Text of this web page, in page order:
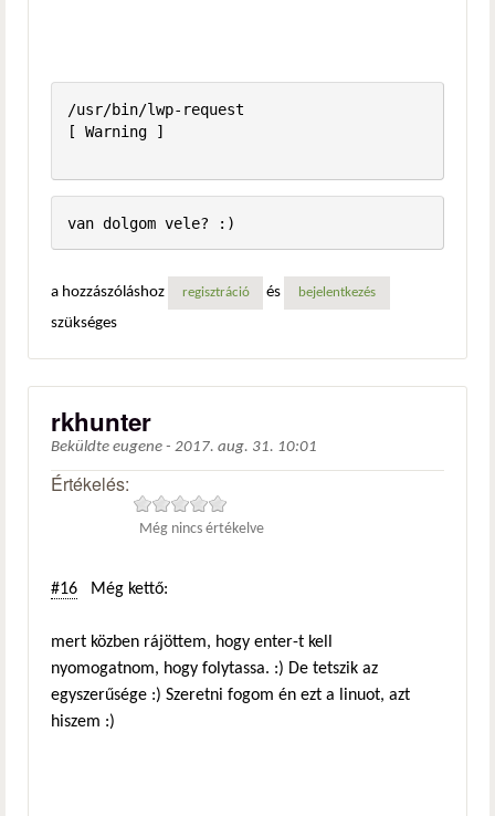
/usr/bin/lwp-request
[ Warning ]
a hozzászóláshoz regisztráció és bejelentkezés
szükséges
rkhunter
Beküldte eugene - 2017. aug. 31. 10:01
Értékelés:
Még nincs értékelve
#16 Még kettő:
mert közben rájöttem, hogy enter-t kell
nyomogatnom, hogy folytassa. :) De tetszik az
egyszerűsége :) Szeretni fogom én ezt a linuot, azt
hiszem :)